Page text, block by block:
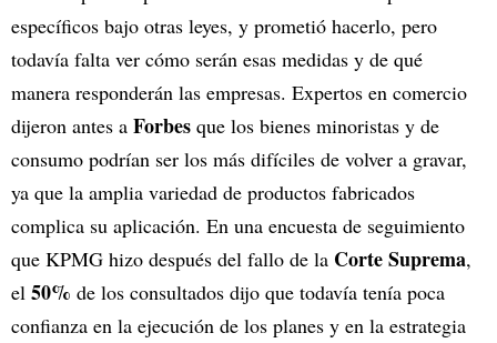
específicos bajo otras leyes, y prometió hacerlo, pero
todavía falta ver cómo serán esas medidas y de qué
manera responderán las empresas. Expertos en comercio
dijeron antes a Forbes que los bienes minoristas y de
consumo podrían ser los más difíciles de volver a gravar,
ya que la amplia variedad de productos fabricados
complica su aplicación. En una encuesta de seguimiento
que KPMG hizo después del fallo de la Corte Suprema,
el 50% de los consultados dijo que todavía tenía poca
confianza en la ejecución de los planes y en la estrategia